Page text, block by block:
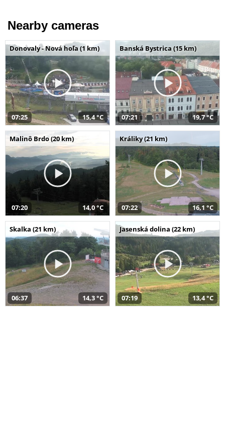
Nearby cameras
Donovaly - Nová hoľa (1 km)
07:25 15,4 °C
Banská Bystrica (15 km)
07:21 19,7 °C
Malinô Brdo (20 km)
07:20 14,0 °C
Králiky (21 km)
07:22 16,1 °C
Skalka (21 km)
06:37 14,3 °C
Jasenská dolina (22 km)
07:19 13,4 °C